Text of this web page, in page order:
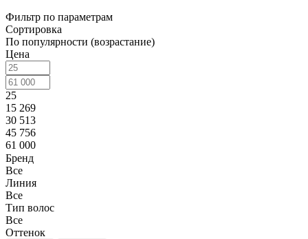
Фильтр по параметрам
Сортировка
По популярности (возрастание)
Цена
25
15 269
30 513
45 756
61 000
Бренд
Все
Линия
Все
Тип волос
Все
Оттенок